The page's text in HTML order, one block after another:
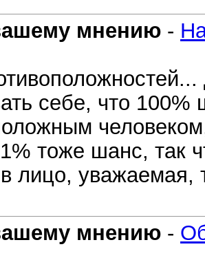
мнению -
себе, что
тоже шанс, так
лицо, уважаемая,
мнению -